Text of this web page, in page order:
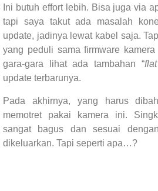
Ini butuh effort lebih. Bisa juga via
tapi saya takut ada masalah
update, jadinya lewat kabel saja.
yang peduli sama firmware
gara-gara lihat ada tambahan “
update terbarunya.
Pada akhirnya, yang harus
memotret pakai kamera ini.
sangat bagus dan sesuai
dikeluarkan. Tapi seperti apa…?